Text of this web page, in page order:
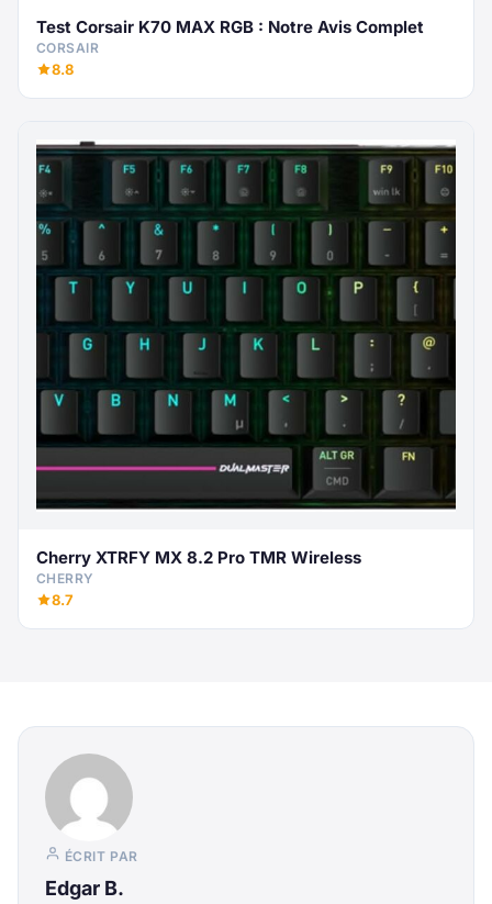
Test Corsair K70 MAX RGB : Notre Avis Complet
CORSAIR
8.8
Cherry XTRFY MX 8.2 Pro TMR Wireless
CHERRY
8.7
ÉCRIT PAR
Edgar B.